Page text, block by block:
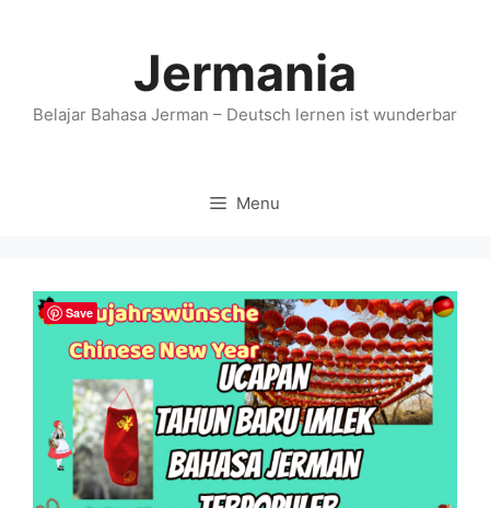
Jermania
Belajar Bahasa Jerman – Deutsch lernen ist wunderbar
Menu
Save